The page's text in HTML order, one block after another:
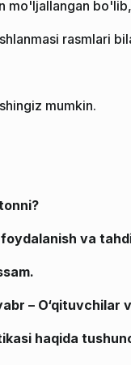
rasmlari
mumkin.
va
–
haqida